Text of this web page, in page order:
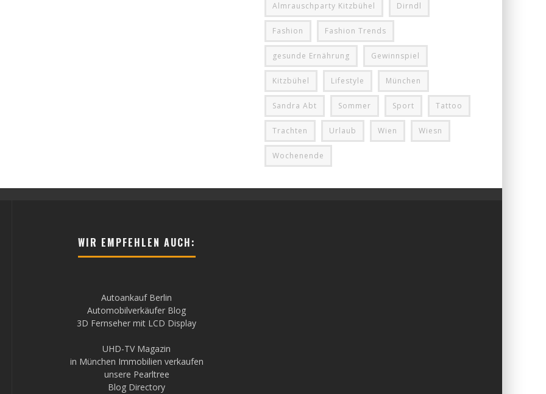
Almrauschparty Kitzbühel Dirndl
Fashion Fashion Trends
gesunde Ernährung Gewinnspiel
Kitzbühel Lifestyle München
Sandra Abt Sommer Sport Tattoo
Trachten Urlaub Wien Wiesn
Wochenende
WIR EMPFEHLEN AUCH:
Autoankauf Berlin
Automobilverkäufer Blog
3D Fernseher mit LCD Display
UHD-TV Magazin
in München Immobilien verkaufen
unsere Pearltree
Blog Directory